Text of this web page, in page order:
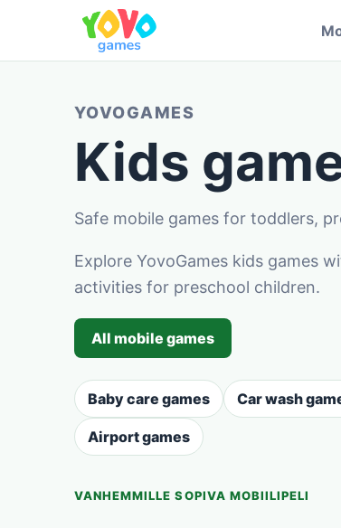
YOVOGAMES
Kids
Safe mobile games for toddlers,
Explore YovoGames kids games
activities for preschool children.
All mobile games
Baby care games Car wash
Airport games
VANHEMMILLE SOPIVA MOBIILIPELI